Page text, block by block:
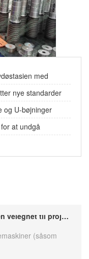
med
nye standarder
og U-bøjninger
at undgå
Kan LTMC-skinnemaskiner håndtere både kobber- og aluminiumsbehandling efter australske standarder? tid: 2026-02-06 admin: Oprigtighed Svar: Absolut. Vores maskiner, inklusive HQ600-SP og HQ400-1200B, er specielt konstrueret til at behandle højtydende
(såsom